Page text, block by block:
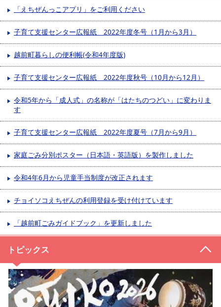
「えちぜんっこアプリ」をご利用ください
子育て支援センター広報紙 2022年度冬号（1月から3月）
越前町暮らしの便利帳(令和4年度版)
子育て支援センター広報紙 2022年度秋号（10月から12月）
令和5年から「成人式」の名称が「はたちのつどい」に変わりま
す
子育て支援センター広報紙 2022年度夏号（7月から9月）
家庭ごみ分別ポスター（日本語・英語版）を製作しました
令和4年6月から児童手当制度が改正されます
チョイソコえちぜんの利用登録を受け付けています
「越前町ごみガイドブック」を更新しました
トピックス